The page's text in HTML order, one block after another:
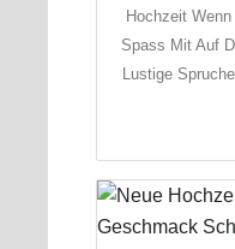
Hochzeit
Spass Mit Auf
Lustige